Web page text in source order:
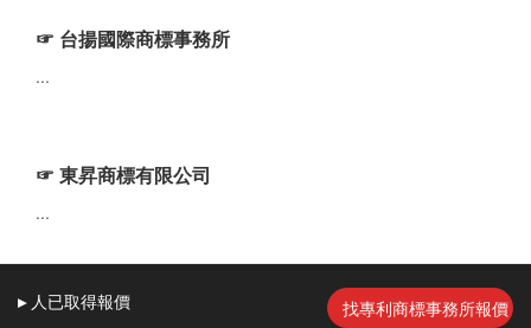
☞ 台揚國際商標事務所
...
☞ 東昇商標有限公司
...
▸ 人已取得報價 找專利商標事務所報價